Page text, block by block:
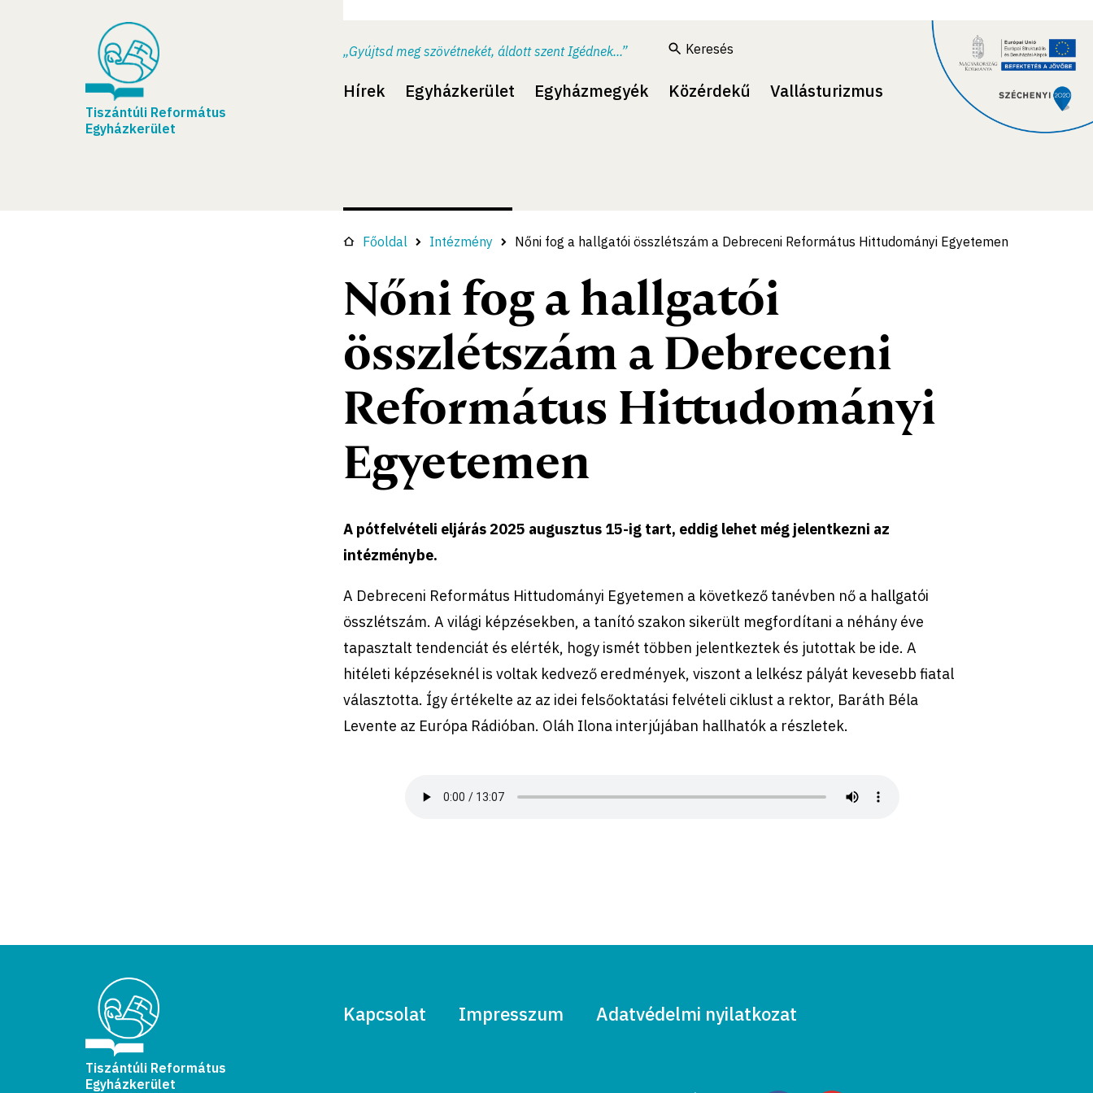
Tiszántúli Református
Egyházkerület
„Gyújtsd meg szövétnekét, áldott szent Igédnek...” Keresés
Hírek Egyházkerület Egyházmegyék Közérdekű Vallásturizmus
Főoldal Intézmény Nőni fog a hallgatói összlétszám a Debreceni Református Hittudományi Egyetemen
Nőni fog a hallgatói
összlétszám a Debreceni
Református Hittudományi
Egyetemen
A pótfelvételi eljárás 2025 augusztus 15-ig tart, eddig lehet még jelentkezni az
intézménybe.
A Debreceni Református Hittudományi Egyetemen a következő tanévben nő a hallgatói
összlétszám. A világi képzésekben, a tanító szakon sikerült megfordítani a néhány éve
tapasztalt tendenciát és elérték, hogy ismét többen jelentkeztek és jutottak be ide. A
hitéleti képzéseknél is voltak kedvező eredmények, viszont a lelkész pályát kevesebb fiatal
választotta. Így értékelte az az idei felsőoktatási felvételi ciklust a rektor, Baráth Béla
Levente az Európa Rádióban. Oláh Ilona interjújában hallhatók a részletek.
Tiszántúli Református
Egyházkerület
Kapcsolat Impresszum Adatvédelmi nyilatkozat